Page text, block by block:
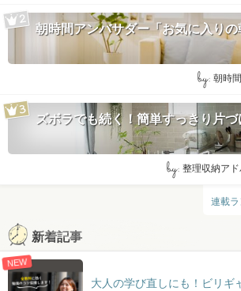
朝時間アンバサダー「お気に入りの
by: 朝時
ズボラでも続く！簡単すっきり片づ
by: 整理収納ア
連載
新着記事
NEW
大人の学び直しにも！ビリギ